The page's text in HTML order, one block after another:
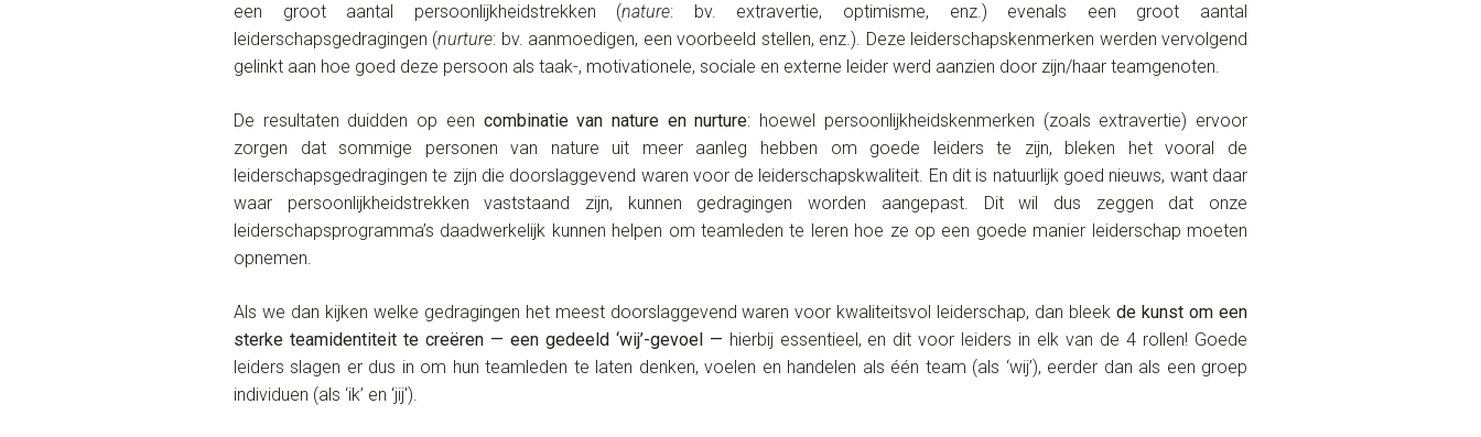
een groot aantal persoonlijkheidstrekken (nature: bv. extravertie, optimisme, enz.) evenals een groot aantal
leiderschapsgedragingen (nurture: bv. aanmoedigen, een voorbeeld stellen, enz.). Deze leiderschapskenmerken werden vervolgend
gelinkt aan hoe goed deze persoon als taak-, motivationele, sociale en externe leider werd aanzien door zijn/haar teamgenoten.
De resultaten duidden op een combinatie van nature en nurture: hoewel persoonlijkheidskenmerken (zoals extravertie) ervoor
zorgen dat sommige personen van nature uit meer aanleg hebben om goede leiders te zijn, bleken het vooral de
leiderschapsgedragingen te zijn die doorslaggevend waren voor de leiderschapskwaliteit. En dit is natuurlijk goed nieuws, want daar
waar persoonlijkheidstrekken vaststaand zijn, kunnen gedragingen worden aangepast. Dit wil dus zeggen dat onze
leiderschapsprogramma’s daadwerkelijk kunnen helpen om teamleden te leren hoe ze op een goede manier leiderschap moeten
opnemen.
Als we dan kijken welke gedragingen het meest doorslaggevend waren voor kwaliteitsvol leiderschap, dan bleekde kunst om een
sterke teamidentiteit te creëren — een gedeeld ‘wij’-gevoel — hierbij essentieel, en dit voor leiders in elk van de 4 rollen! Goede
leiders slagen er dus in om hun teamleden te laten denken, voelen en handelen als één team (als ‘wij’), eerder dan als een groep
individuen (als ‘ik’ en ‘jij').